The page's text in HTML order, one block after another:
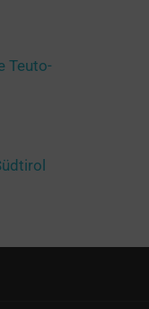
Teuto-